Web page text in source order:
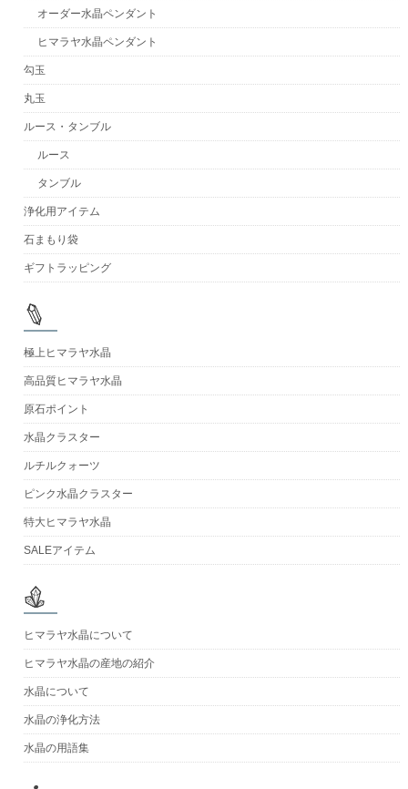
オーダー水晶ペンダント
ヒマラヤ水晶ペンダント
勾玉
丸玉
ルース・タンブル
ルース
タンブル
浄化用アイテム
石まもり袋
ギフトラッピング
極上ヒマラヤ水晶
高品質ヒマラヤ水晶
原石ポイント
水晶クラスター
ルチルクォーツ
ピンク水晶クラスター
特大ヒマラヤ水晶
SALEアイテム
ヒマラヤ水晶について
ヒマラヤ水晶の産地の紹介
水晶について
水晶の浄化方法
水晶の用語集